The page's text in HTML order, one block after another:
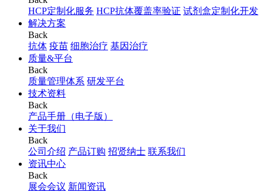
HCP定制化服务 HCP抗体覆盖率验证 试剂盒定制化开发
解决方案
Back
抗体 疫苗 细胞治疗 基因治疗
质量&平台
Back
质量管理体系 研发平台
技术资料
Back
产品手册（电子版）
关于我们
Back
公司介绍 产品订购 招贤纳士 联系我们
资讯中心
Back
展会会议 新闻资讯